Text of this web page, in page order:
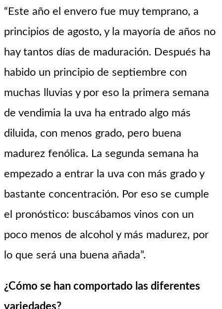
“Este año el envero fue muy temprano, a
principios de agosto, y la mayoría de años no
hay tantos días de maduración. Después ha
habido un principio de septiembre con
muchas lluvias y por eso la primera semana
de vendimia la uva ha entrado algo más
diluida, con menos grado, pero buena
madurez fenólica. La segunda semana ha
empezado a entrar la uva con más grado y
bastante concentración. Por eso se cumple
el pronóstico: buscábamos vinos con un
poco menos de alcohol y más madurez, por
lo que será una buena añada”.
¿Cómo se han comportado las diferentes
variedades?